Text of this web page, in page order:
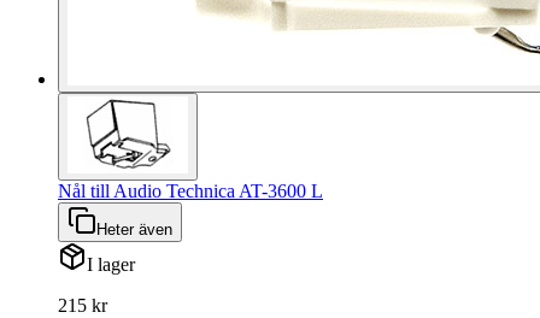
Nål till Audio Technica AT-3600 L
Heter även
I lager
215 kr